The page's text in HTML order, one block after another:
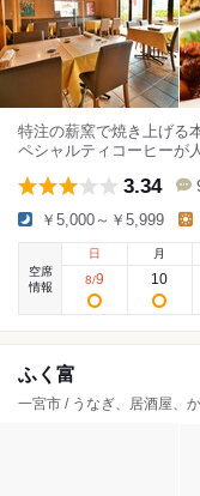
特注の薪窯で焼き上げる
ペシャルティコーヒーが
3.34
￥5,000～￥5,999
空席
情報
日
8/9
月
10
ふく富
一宮市 / うなぎ、居酒屋、